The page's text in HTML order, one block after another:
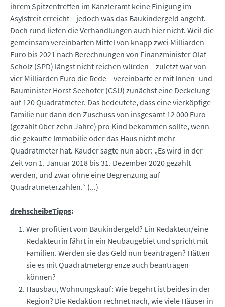
ihrem Spitzentreffen im Kanzleramt keine Einigung im
Asylstreit erreicht – jedoch was das Baukindergeld angeht.
Doch rund liefen die Verhandlungen auch hier nicht. Weil die
gemeinsam vereinbarten Mittel von knapp zwei Milliarden
Euro bis 2021 nach Berechnungen von Finanzminister Olaf
Scholz (SPD) längst nicht reichen würden – zuletzt war von
vier Milliarden Euro die Rede – vereinbarte er mit Innen- und
Bauminister Horst Seehofer (CSU) zunächst eine Deckelung
auf 120 Quadratmeter. Das bedeutete, dass eine vierköpfige
Familie nur dann den Zuschuss von insgesamt 12 000 Euro
(gezahlt über zehn Jahre) pro Kind bekommen sollte, wenn
die gekaufte Immobilie oder das Haus nicht mehr
Quadratmeter hat. Kauder sagte nun aber: „Es wird in der
Zeit von 1. Januar 2018 bis 31. Dezember 2020 gezahlt
werden, und zwar ohne eine Begrenzung auf
Quadratmeterzahlen.“ (...)
drehscheibeTipps:
Wer profitiert vom Baukindergeld? Ein Redakteur/eine
Redakteurin fährt in ein Neubaugebiet und spricht mit
Familien. Werden sie das Geld nun beantragen? Hätten
sie es mit Quadratmetergrenze auch beantragen
können?
Hausbau, Wohnungskauf: Wie begehrt ist beides in der
Region? Die Redaktion rechnet nach, wie viele Häuser in